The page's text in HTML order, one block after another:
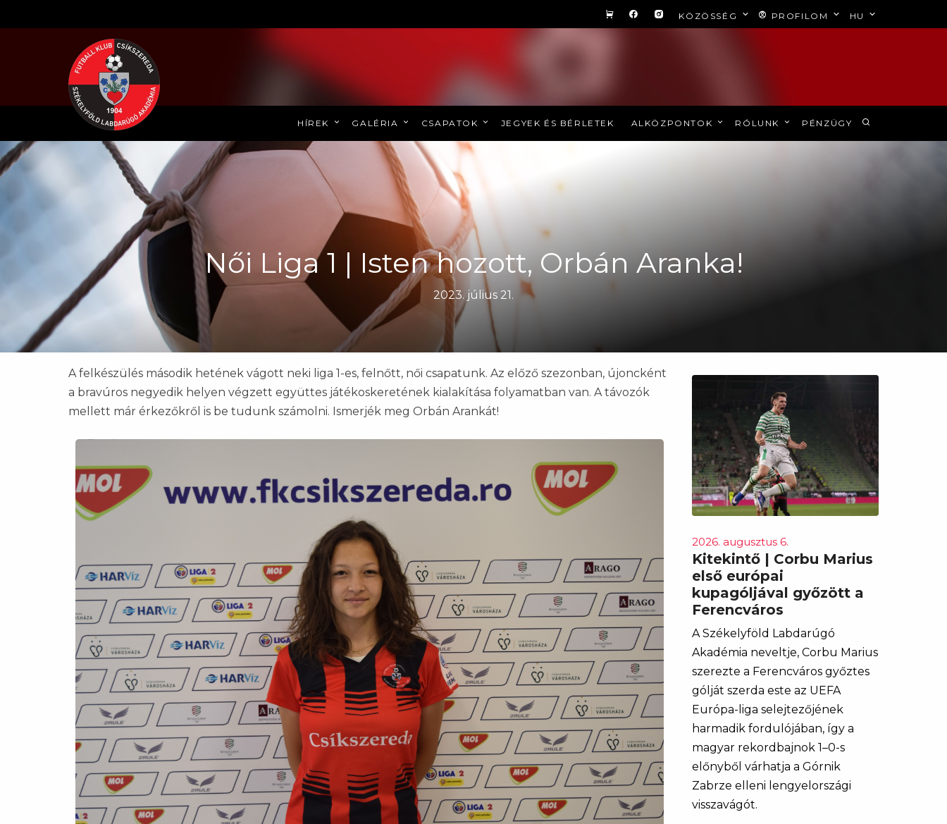
KÖZÖSSÉG PROFILOM HU
HÍREK GALÉRIA CSAPATOK JEGYEK ÉS BÉRLETEK ALKÖZPONTOK RÓLUNK PÉNZÜGY
Női Liga 1 | Isten hozott, Orbán Aranka!
2023. július 21.
​​​​​​​A felkészülés második hetének vágott neki liga 1-es, felnőtt, női csapatunk. Az előző szezonban, újoncként
a bravúros negyedik helyen végzett együttes játékoskeretének kialakítása folyamatban van. A távozók
mellett már érkezőkről is be tudunk számolni. Ismerjék meg Orbán Arankát!
2026. augusztus 6.
Kitekintő | Corbu Marius
első európai
kupagóljával győzött a
Ferencváros
A Székelyföld Labdarúgó
Akadémia neveltje, Corbu Marius
szerezte a Ferencváros győztes
gólját szerda este az UEFA
Európa-liga selejtezőjének
harmadik fordulójában, így a
magyar rekordbajnok 1–0-s
előnyből várhatja a Górnik
Zabrze elleni lengyelországi
visszavágót.